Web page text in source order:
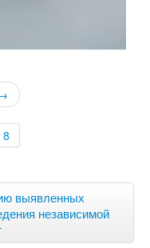
8
выявленных
независимой